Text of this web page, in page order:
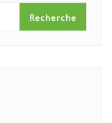
Recherche